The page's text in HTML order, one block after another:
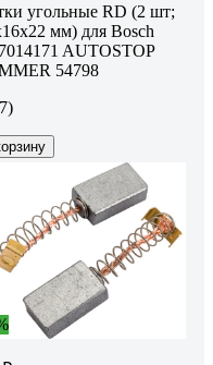
угольные RD (2 шт;
мм) для Bosch
AUTOSTOP
54798